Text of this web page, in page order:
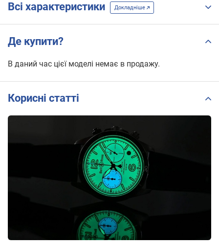
Всі характеристики Докладніше
Де купити?
В даний час цієї моделі немає в продажу.
Корисні статті